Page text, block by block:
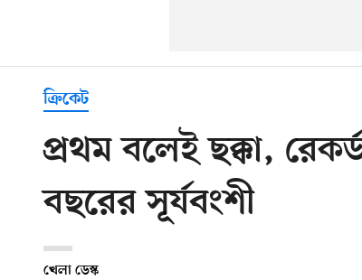
ক্রিকেট
প্রথম বলেই ছক্কা,
বছরের সূর্যবংশী
খেলা ডেস্ক